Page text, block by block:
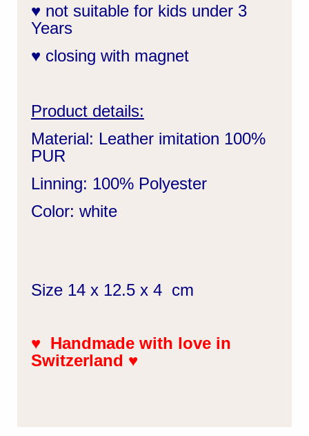
♥ not suitable for kids under 3
Years
♥ closing with magnet
Product details:
Material: Leather imitation 100%
PUR
Linning: 100% Polyester
Color: white
Size 14 x 12.5 x 4 cm
♥ Handmade with love in
Switzerland ♥